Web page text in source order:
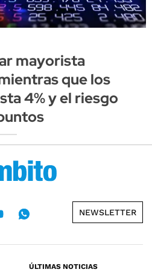
mayorista
que los
4% y el riesgo
NEWSLETTER
ÚLTIMAS NOTICIAS